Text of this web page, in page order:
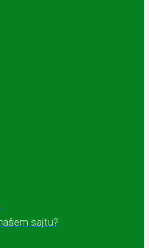
sajtu?